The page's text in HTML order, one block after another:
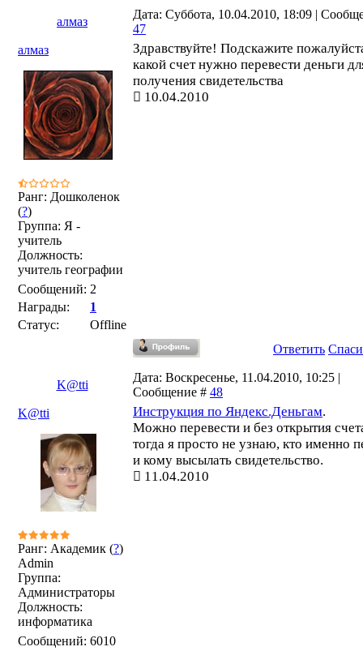
алмаз
Дата: Суббота, 10.04.2010, 18:09 |
47
алмаз
Ранг: Дошколенок
(?)
Группа: Я -
учитель
Должность:
учитель географии
Сообщений: 2
Награды:
1
Статус:
Offline
Здравствуйте! Подскажите
какой счет нужно перевести деньги
получения свидетельства
10.04.2010
Ответить
K@tti
Дата: Воскресенье, 11.04.2010, 10:25 |
Сообщение # 48
K@tti
Ранг: Академик (?)
Admin
Группа:
Администраторы
Должность:
информатика
Сообщений: 6010
Инструкция по Яндекс.Деньгам.
Можно перевести и без открытия
тогда я просто не узнаю, кто именно
и кому высылать свидетельство.
11.04.2010